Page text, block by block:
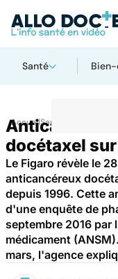
Santé
AccueilSanté
docétaxel
Le Figaro révèle le
anticancéreux
depuis 1996. Cette
d'une enquête de
septembre 2016 par
médicament
mars, l'agence